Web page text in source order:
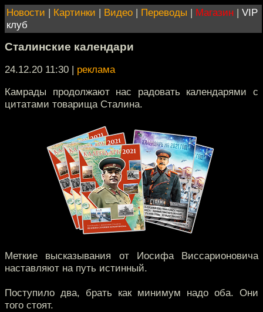
Новости | Картинки | Видео | Переводы | Магазин | VIP
клуб
Сталинские календари
24.12.20 11:30 | реклама
Камрады продолжают нас радовать календарями с
цитатами товарища Сталина.
Меткие высказывания от Иосифа Виссарионовича
наставляют на путь истинный.
Поступило два, брать как минимум надо оба. Они
того стоят.